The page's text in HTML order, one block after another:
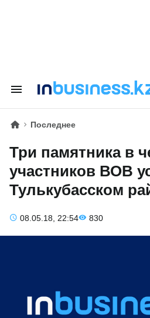
Последнее
Три памятника в
участников ВОВ
Тулькубасском
08.05.18, 22:54 830